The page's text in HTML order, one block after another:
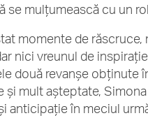
se mulțumească cu un
momente de
nici vreunul de
două revanșe obținute
și mult așteptate,
anticipație în meciul